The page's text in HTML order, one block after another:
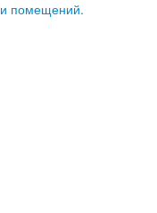
помещений.